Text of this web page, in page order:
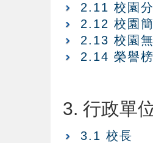
2.11 校園
2.12 校園
2.13 校園
2.14 榮譽
3. 行政單
3.1 校長